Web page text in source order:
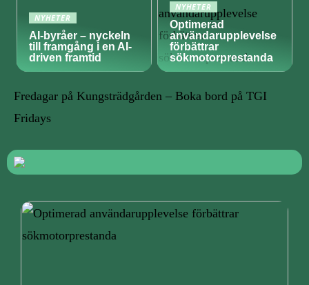
NYHETER
AI-byråer – nyckeln
till framgång i en AI-
driven framtid
NYHETER
Optimerad
användarupplevelse
förbättrar
sökmotorprestanda
Fredagar på Kungsträdgården – Boka bord på TGI
Fridays